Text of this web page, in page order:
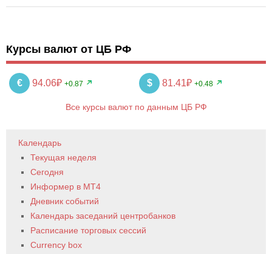
Курсы валют от ЦБ РФ
€ 94.06₽ +0.87 $ 81.41₽ +0.48
Все курсы валют по данным ЦБ РФ
Календарь
Текущая неделя
Сегодня
Информер в MT4
Дневник событий
Календарь заседаний центробанков
Расписание торговых сессий
Currency box